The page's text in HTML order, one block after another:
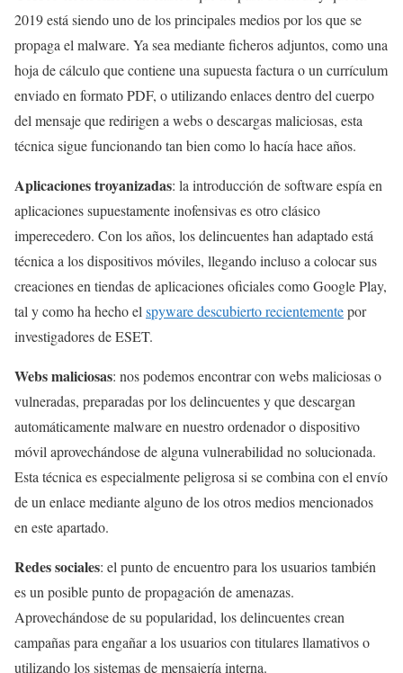
2019 está siendo uno de los principales medios por los que se
propaga el malware. Ya sea mediante ficheros adjuntos, como una
hoja de cálculo que contiene una supuesta factura o un currículum
enviado en formato PDF, o utilizando enlaces dentro del cuerpo
del mensaje que redirigen a webs o descargas maliciosas, esta
técnica sigue funcionando tan bien como lo hacía hace años.
Aplicaciones troyanizadas: la introducción de software espía en
aplicaciones supuestamente inofensivas es otro clásico
imperecedero. Con los años, los delincuentes han adaptado está
técnica a los dispositivos móviles, llegando incluso a colocar sus
creaciones en tiendas de aplicaciones oficiales como Google Play,
tal y como ha hecho el spyware descubierto recientementepor
investigadores de ESET.
Webs maliciosas: nos podemos encontrar con webs maliciosas o
vulneradas, preparadas por los delincuentes y que descargan
automáticamente malware en nuestro ordenador o dispositivo
móvil aprovechándose de alguna vulnerabilidad no solucionada.
Esta técnica es especialmente peligrosa si se combina con el envío
de un enlace mediante alguno de los otros medios mencionados
en este apartado.
Redes sociales: el punto de encuentro para los usuarios también
es un posible punto de propagación de amenazas.
Aprovechándose de su popularidad, los delincuentes crean
campañas para engañar a los usuarios con titulares llamativos o
utilizando los sistemas de mensajería interna.